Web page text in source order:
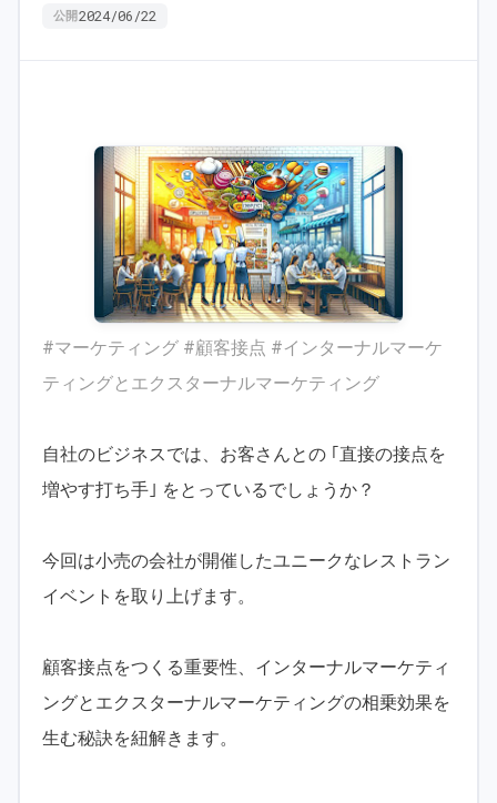
公開2024/06/22
#マーケティング #顧客接点 #インターナルマーケ
ティングとエクスターナルマーケティング
自社のビジネスでは、お客さんとの ｢直接の接点を
増やす打ち手｣ をとっているでしょうか？
今回は小売の会社が開催したユニークなレストラン
イベントを取り上げます。
顧客接点をつくる重要性、インターナルマーケティ
ングとエクスターナルマーケティングの相乗効果を
生む秘訣を紐解きます。